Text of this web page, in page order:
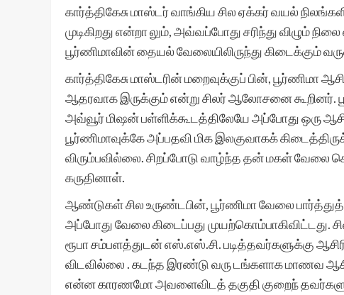
கார்த்திகேசு மாஸ்டர் வாங்கிய சில ஏக்கர் வயல்
முடிகிறது என்றா லும், அவ்வப்போது சரிந்து விழும்
பூர்ணிமாவின் தையல் வேலையிலிருந்து கிடைக்கும்
கார்த்திகேசு மாஸ்டரின் மறைவுக்குப் பின், பூர்ணிமா
ஆதரவாக இருக்கும் என்று சிலர் ஆலோசனை கூறினர்.
அவ்வூர் மிஷன் பள்ளிக்கூடத்திலேயே அப்போது ஒரு
பூர்ணிமாவுக்கே அப்பதவி மிக இலகுவாகக்
விரும்பவில்லை. சிறப்போடு வாழ்ந்த தன் மகள் வேலை
கருதினாள்.
ஆண்டுகள் சில உருண்டபின், பூர்ணிமா வேலை
அப்போது வேலை கிடைப்பது முயற்கொம்பாகிவிட்டது.
ரூபா சம்பளத்துடன் எஸ்.எஸ்.சி. படித்தவர்களுக்கு
விடவில்லை . கடந்த இரண்டு வரு டங்களாக மாணவ
என்ன காரணமோ அவளைவிடத் தகுதி குறைந்